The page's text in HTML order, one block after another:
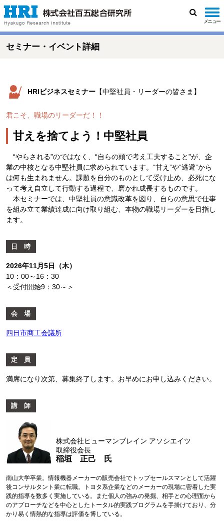
索
メニュー
セミナー・イベント詳細
HRIビジネスセミナー【中堅社員・リーダーの皆さま】
君こそ、職場のリーダーだ！！
甘えを捨てよう！中堅社員
“やらされる”のではなく、“自らの頭で考え工夫すること”が、企
業の中核となる中堅社員に求められています。“甘え”や“逃避”から
は何も生まれません。課題を自分のものとして受け止め、必死にな
って考え自立して行動する過程で、磨かれ成長するものです。
本セミナーでは、中堅社員の意識改革を図り、自らの意思で仕事
を組み立て業績達成に向け取り組む、本物の職場リーダーを目指し
ます。
日 時
2026年11月5日（木）
10：00～16：30
＜受付開始9：30～＞
会 場
四日市商工会議所
定 員
満席になり次第、募集終了します。お早めにお申し込みください。
講 師
株式会社ヒューマンブレイン アソシエイツ
取締役会長
稲垣 正己 氏
南山大学卒業。情報機器メーカーの販売会社でトップセールスマンとして活躍
後コンサルタント業に転職。トヨタ系企業などのメーカーの現場に密着した実
践的指導を数多く実施している。また個人の強みの発掘、相手との心理面から
のアプローチなどを中心としたトータル的実践プログラムを手掛けており、分
かり易く情熱的な指導は評価を博している。